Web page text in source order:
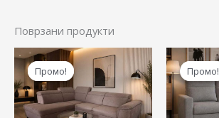
Поврзани продукти
Промо!
Промо!
Original
price
74.880,00 ден.
Current
price
is:
59.900,00 ден.
Промо!
Промо!